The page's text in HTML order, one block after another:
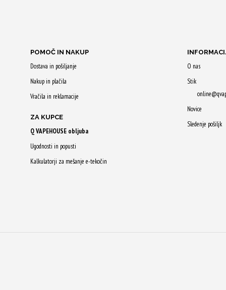
POMOČ IN NAKUP
Dostava in pošiljanje
Nakup in plačila
Vračila in reklamacije
ZA KUPCE
Q VAPEHOUSE obljuba
Ugodnosti in popusti
Kalkulatorji za mešanje e-tekočin
O nas
Stik
Novice
Sledenje pošiljk